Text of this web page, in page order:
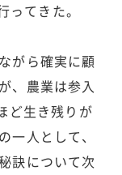
てきた。
がら確実に顧
、農業は参入
ど生き残りが
一人として、
訣について次